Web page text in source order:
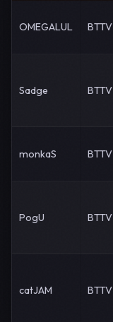
OMEGALUL
Sadge
monkaS
PogU
catJAM